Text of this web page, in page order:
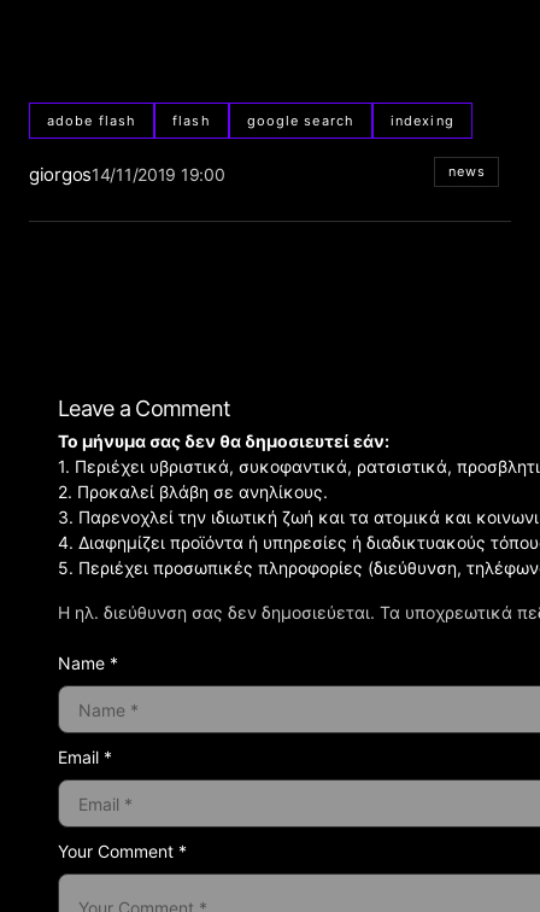
adobe flash flash google search indexing
giorgos14/11/2019 19:00 news
Leave a Comment
Η ηλ. διεύθυνση σας δεν δημοσιεύεται. Τα υποχρεωτικά
Your Comment *
Το μήνυμα σας δεν θα δημοσιευτεί εάν:
1. Περιέχει υβριστικά, συκοφαντικά, ρατσιστικά,
2. Προκαλεί βλάβη σε ανηλίκους.
3. Παρενοχλεί την ιδιωτική ζωή και τα ατομικά και
4. Διαφημίζει προϊόντα ή υπηρεσίες ή διαδικτυακούς
5. Περιέχει προσωπικές πληροφορίες (διεύθυνση,
Name *
Email *